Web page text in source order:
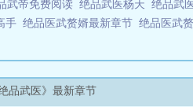
武帝免费阅读 绝品武医杨天 绝品武
手 绝品医武赘婿最新章节 绝品医武
绝品武医》最新章节